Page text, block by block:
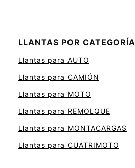
LLANTAS POR CATEGORÍA
Llantas para AUTO
Llantas para CAMIÓN
Llantas para MOTO
Llantas para REMOLQUE
Llantas para MONTACARGAS
Llantas para CUATRIMOTO